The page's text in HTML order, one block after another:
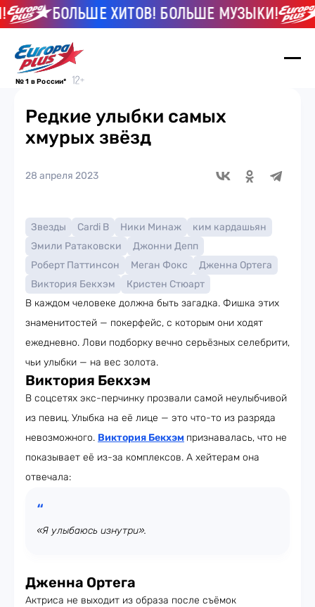
БОЛЬШЕ ХИТОВ! БОЛЬШЕ МУЗЫКИ!
№ 1 в России*
Редкие улыбки самых
хмурых звёзд
28 апреля 2023
Звезды Cardi B Ники Минаж
ким кардашьян
Эмили Ратаковски
Джонни Депп
Роберт Паттинсон
Меган Фокс
Дженна Ортега
Виктория Бекхэм
Кристен Стюарт
В каждом человеке должна быть загадка. Фишка этих
знаменитостей — покерфейс, с которым они ходят
ежедневно. Лови подборку вечно серьёзных селебрити,
чьи улыбки — на вес золота.
Виктория Бекхэм
В соцсетях экс-перчинку прозвали самой неулыбчивой
из певиц. Улыбка на её лице — это что-то из разряда
невозможного. Виктория Бекхэм признавалась, что не
показывает её из-за комплексов. А хейтерам она
отвечала:
«Я улыбаюсь изнутри».
Дженна Ортега
Актриса не выходит из образа после съёмок